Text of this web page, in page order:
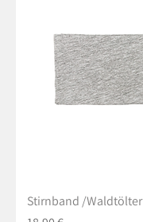
Stirnband /Waldtölter